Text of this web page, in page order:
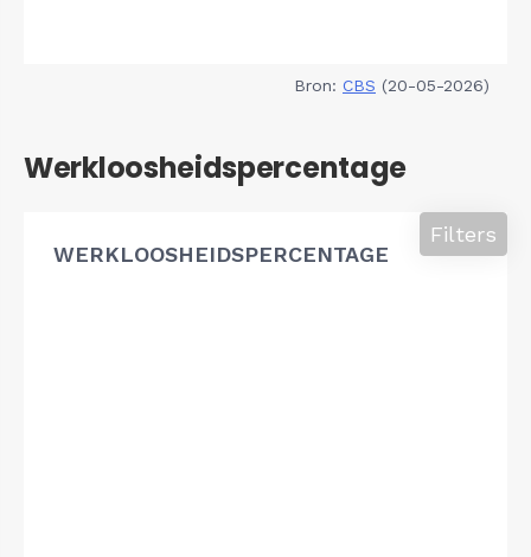
Bron: CBS (20-05-2026)
Werkloosheidspercentage
WERKLOOSHEIDSPERCENTAGE
Filters